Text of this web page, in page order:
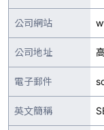
公司網站
公司地址
電子郵件
英文簡稱